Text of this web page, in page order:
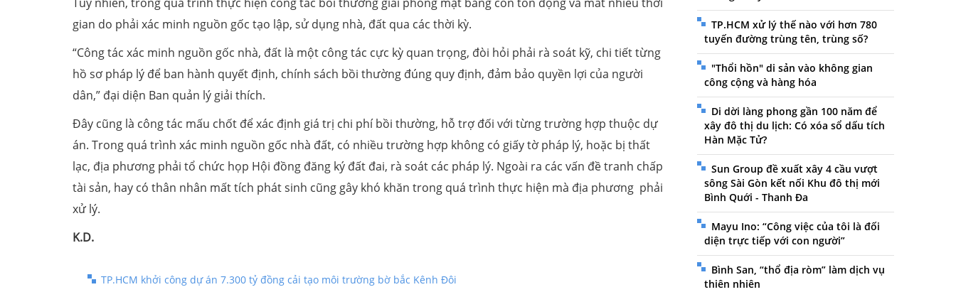
gian do phải xác minh nguồn gốc tạo lập, sử dụng nhà, đất qua các thời kỳ.
“Công tác xác minh nguồn gốc nhà, đất là một công tác cực kỳ quan trọng, đòi hỏi phải rà soát kỹ, chi tiết từng
hồ sơ pháp lý để ban hành quyết định, chính sách bồi thường đúng quy định, đảm bảo quyền lợi của người
dân,” đại diện Ban quản lý giải thích.
Đây cũng là công tác mấu chốt để xác định giá trị chi phí bồi thường, hỗ trợ đối với từng trường hợp thuộc dự
án. Trong quá trình xác minh nguồn gốc nhà đất, có nhiều trường hợp không có giấy tờ pháp lý, hoặc bị thất
lạc, địa phương phải tổ chức họp Hội đồng đăng ký đất đai, rà soát các pháp lý. Ngoài ra các vấn đề tranh chấp
tài sản, hay có thân nhân mất tích phát sinh cũng gây khó khăn trong quá trình thực hiện mà địa phương phải
xử lý.
K.D.
TP.HCM khởi công dự án 7.300 tỷ đồng cải tạo môi trường bờ bắc Kênh Đôi
TP.HCM xử lý thế nào với hơn 780
tuyến đường trùng tên, trùng số?
"Thổi hồn" di sản vào không gian
công cộng và hàng hóa
Di dời làng phong gần 100 năm để
xây đô thị du lịch: Có xóa sổ dấu tích
Hàn Mặc Tử?
Sun Group đề xuất xây 4 cầu vượt
sông Sài Gòn kết nối Khu đô thị mới
Bình Quới - Thanh Đa
Mayu Ino: “Công việc của tôi là đối
diện trực tiếp với con người”
Bình San, “thổ địa ròm” làm dịch vụ
thiên nhiên